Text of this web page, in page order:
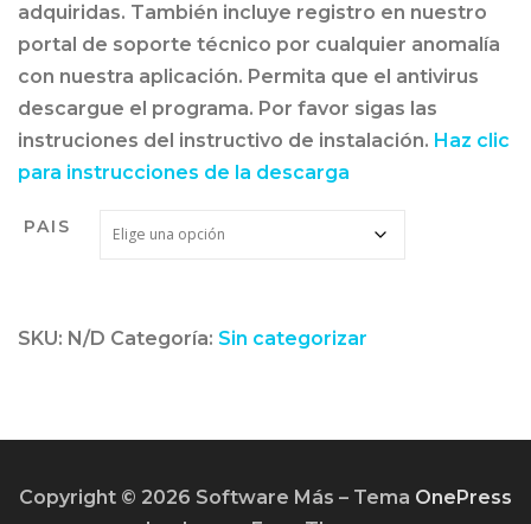
adquiridas. También incluye registro en nuestro
portal de soporte técnico por cualquier anomalía
con nuestra aplicación. Permita que el antivirus
descargue el programa. Por favor sigas las
instruciones del instructivo de instalación. Haz clic
para instrucciones de la descarga
PAIS
SKU: N/D Categoría: Sin categorizar
Copyright © 2026 Software Más – Tema OnePress